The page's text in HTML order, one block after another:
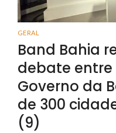
GERAL
Band Bahia
debate
Governo da
de 300
(9)